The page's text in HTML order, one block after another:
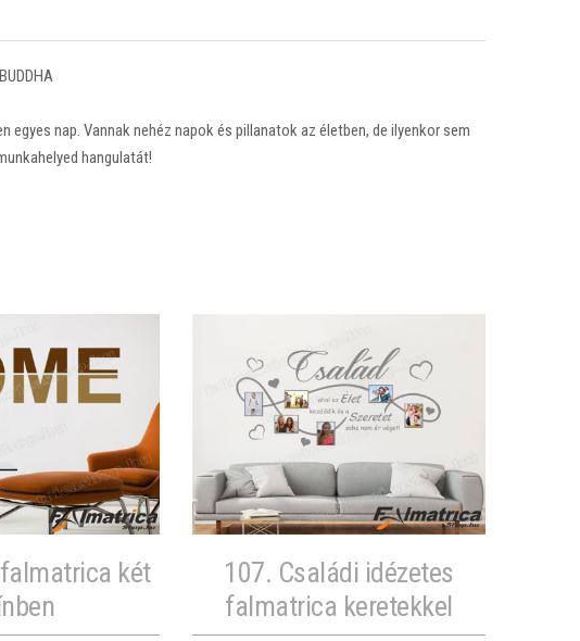
nap. Vannak nehéz napok és pillanatok az életben, de ilyenkor sem
hangulatát!
két
107. Családi idézetes
falmatrica keretekkel